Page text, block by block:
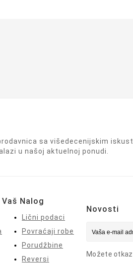
prodavnica sa višedecenijskim
u našoj aktuelnoj ponudi.
Vaš Nalog
Lični podaci
Povraćaji robe
Porudžbine
Reversi
Novosti
Možete